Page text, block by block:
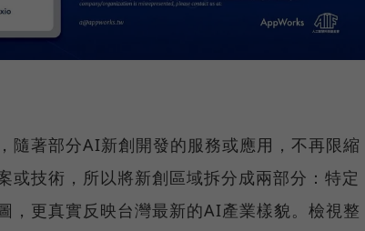
隨著部分AI新創開發的服務或應用，不再限縮
或技術，所以將新創區域拆分成兩部分：特定
，更真實反映台灣最新的AI產業樣貌。檢視整